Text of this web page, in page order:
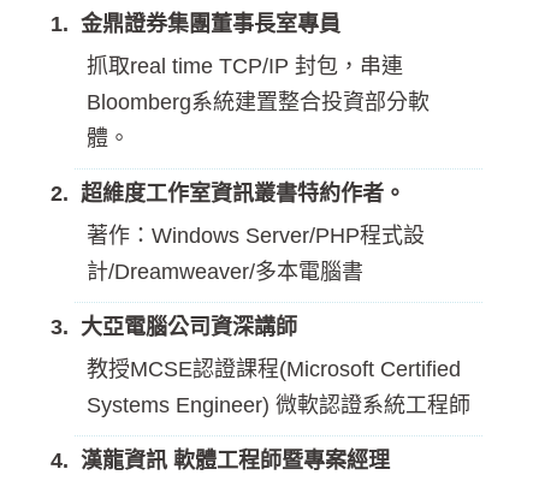
金鼎證券集團董事長室專員
抓取real time TCP/IP 封包，串連
Bloomberg系統建置整合投資部分軟
體。
超維度工作室資訊叢書特約作者。
著作：Windows Server/PHP程式設
計/Dreamweaver/多本電腦書
大亞電腦公司資深講師
教授MCSE認證課程(Microsoft Certified
Systems Engineer) 微軟認證系統工程師
漢龍資訊 軟體工程師暨專案經理